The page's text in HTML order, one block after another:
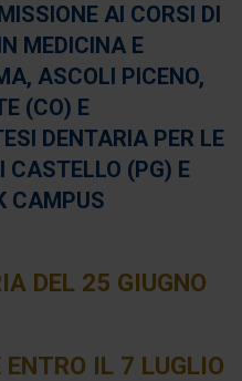
AI CORSI DI
MEDICINA E
ASCOLI PICENO,
(CO) E
DENTARIA PER LE
CASTELLO (PG) E
CAMPUS
DEL 25 GIUGNO
IL 7 LUGLIO